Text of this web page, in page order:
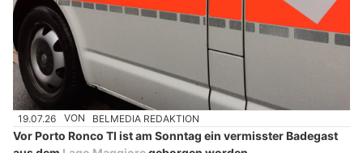
19.07.26 VON BELMEDIA REDAKTION
Vor Porto Ronco TI ist am Sonntag ein vermisster Badegast